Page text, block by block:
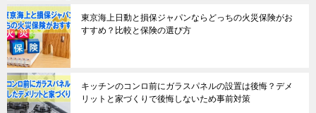
東京海上日動と損保ジャパンならどっちの火災保険がお
すすめ？比較と保険の選び方
キッチンのコンロ前にガラスパネルの設置は後悔？デメ
リットと家づくりで後悔しないため事前対策